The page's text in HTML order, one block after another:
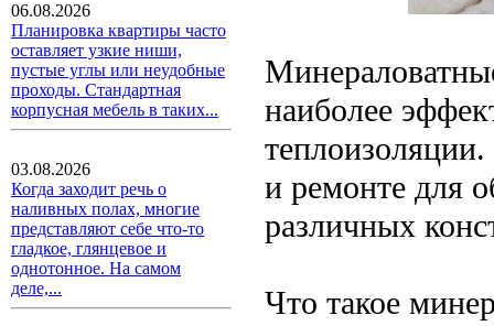
06.08.2026
Планировка квартиры часто
оставляет узкие ниши,
пустые углы или неудобные
проходы. Стандартная
корпусная мебель в таких...
03.08.2026
Когда заходит речь о
наливных полах, многие
представляют себе что-то
гладкое, глянцевое и
однотонное. На самом
деле,...
наиболее
и ремонте для
различных
Что такое